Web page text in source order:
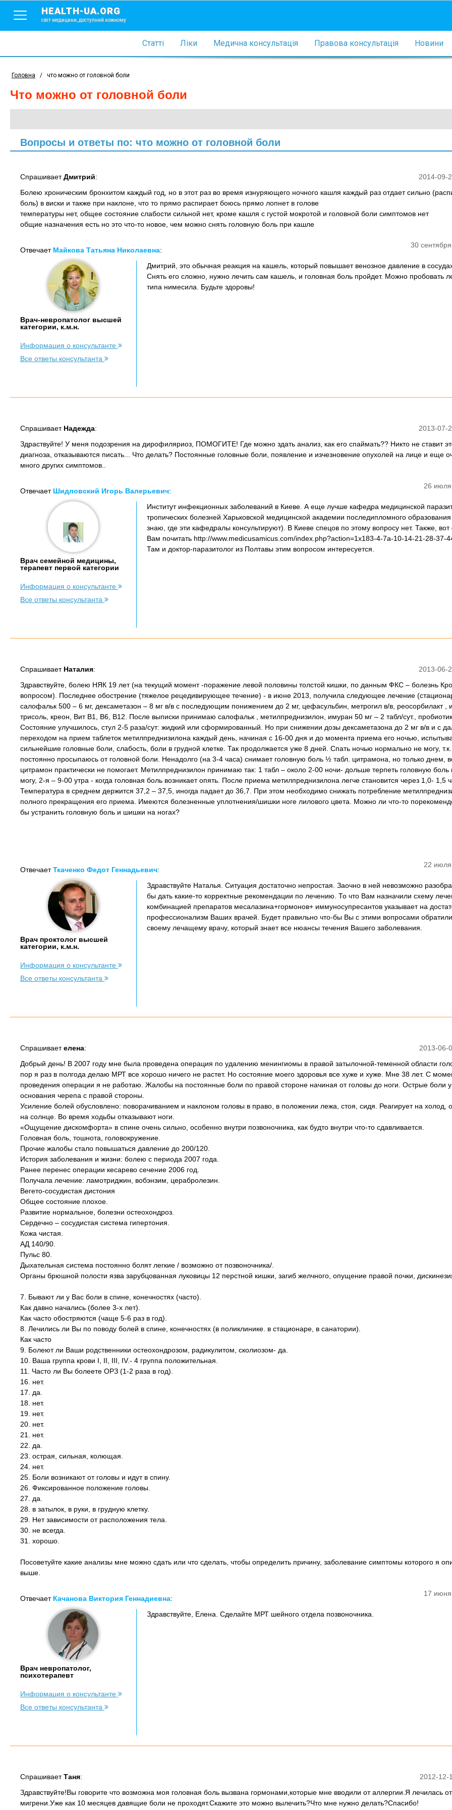
HEALTH-UA.ORG
світ медицини, доступний кожному
Статті Ліки Медична консультація Правова консультація Новини
Головна / что можно от головной боли
что можно от головной боли
Вопросы и ответы по: что можно от головной боли
2014-09-
СпрашиваетДмитрий:
Болею хроническим бронхитом каждый год, но в этот раз во время изнуряющего ночного кашля каждый раз отдает сильно
боль) в виски и также при наклоне, что то прямо распирает боюсь прямо лопнет в голове
температуры нет, общее состояние слабости сильной нет, кроме кашля с густой мокротой и головной боли симптомов нет
общие назначения есть но это что-то новое, чем можно снять головную боль при кашле
30
Отвечает Майкова Татьяна Николаевна:
Врач-невропатолог высшей
категории, к.м.н.
Информация о консультанте
Все ответы консультанта
Дмитрий, это обычная реакция на кашель, который повышает венозное давление в
Снять его сложно, нужно лечить сам кашель, и головная боль пройдет. Можно пробовать
типа нимесила. Будьте здоровы!
2013-07-
Спрашивает Надежда:
Здраствуйте! У меня подозрения на дирофиляриоз, ПОМОГИТЕ! Где можно здать анализ, как его спаймать?? Никто не ставит
диагноза, отказываются писать... Что делать? Постоянные головные боли, появление и изчезновение опухолей на лице и еще
много других симптомов..
26 июля
Отвечает Шидловский Игорь Валерьевич:
Врач семейной медицины,
терапевт первой категории
Информация о консультанте
Все ответы консультанта
Институт инфекционных заболеваний в Киеве. А еще лучше кафедра медицинской
тропических болезней Харьковской медицинской академии последипломного
знаю, где эти кафедралы консультируют). В Киеве спецов по этому вопросу нет. Также,
Вам почитать http://www.medicusamicus.com/index.php?action=1x183-4-7a-10-14-21-28-37-
Там и доктор-паразитолог из Полтавы этим вопросом интересуется.
2013-06-
Спрашивает Наталия:
Здравствуйте, болею НЯК 19 лет (на текущий момент -поражение левой половины толстой кишки, по данным ФКС – болезнь
вопросом). Последнее обострение (тяжелое рецедивирующее течение) - в июне 2013, получила следующее лечение
салофальк 500 – 6 мг, дексаметазон – 8 мг в/в с последующим понижением до 2 мг, цефасульбин, метрогил в/в, реосорбилакт ,
трисоль, креон, Вит В1, В6, В12. После выписки принимаю салофальк , метилпреднизилон, имуран 50 мг – 2 табл/сут., пробиотик.
Состояние улучшилось, стул 2-5 раза/сут: жидкий или сформированный. Но при снижении дозы дексаметазона до 2 мг в/в и с
переходом на прием таблеток метилпреднизилона каждый день, начиная с 16-00 дня и до момента приема его ночью,
сильнейшие головные боли, слабость, боли в грудной клетке. Так продолжается уже 8 дней. Спать ночью нормально не могу, т.к.
постоянно просыпаюсь от головной боли. Ненадолго (на 3-4 часа) снимает головную боль ½ табл. цитрамона, но только днем,
цитрамон практически не помогает. Метилпреднизилон принимаю так: 1 табл – около 2-00 ночи- дольше терпеть головную боль
могу, 2-я – 9-00 утра - когда головная боль возникает опять. После приема метилпреднизилона легче становится через 1,0- 1,5
Температура в среднем держится 37,2 – 37,5, иногда падает до 36,7. При этом необходимо снижать потребление
полного прекращения его приема. Имеются болезненные уплотнения/шишки ноге лилового цвета. Можно ли что-то
бы устранить головную боль и шишки на ногах?
22 июля
ОтвечаетТкаченко Федот Геннадьевич:
Врач проктолог высшей
категории, к.м.н.
Информация о консультанте
Все ответы консультанта
Здравствуйте Наталья. Ситуация достаточно непростая. Заочно в ней невозможно
бы дать какие-то корректные рекомендации по лечению. То что Вам назначили схему
комбинацией препаратов месалазина+гормонов+ иммуносупресантов указывает на
профессионализм Ваших врачей. Будет правильно что-бы Вы с этими вопросами
своему лечащему врачу, который знает все нюансы течения Вашего заболевания.
2013-06-
Спрашиваетелена:
Добрый день! В 2007 году мне была проведена операция по удалению менингиомы в правой затылочной-теменной области
пор я раз в полгода делаю МРТ все хорошо ничего не растет. Но состояние моего здоровья все хуже и хуже. Мне 38 лет. С
проведения операции я не работаю. Жалобы на постоянные боли по правой стороне начиная от головы до ноги. Острые боли у
основания черепа с правой стороны.
Усиление болей обусловлено: поворачиванием и наклоном головы в право, в положении лежа, стоя, сидя. Реагирует на холод,
на солнце. Во время ходьбы отказывают ноги.
«Ощущение дискомфорта» в спине очень сильно, особенно внутри позвоночника, как будто внутри что-то сдавливается.
Головная боль, тошнота, головокружение.
Прочие жалобы стало повышаться давление до 200/120.
История заболевания и жизни: болею с периода 2007 года.
Ранее перенес операции кесарево сечение 2006 год.
Получала лечение: ламотриджин, вобэнзим, церабролезин.
Вегето-сосудистая дистония
Общее состояние плохое.
Развитие нормальное, болезни остеохондроз.
Сердечно – сосудистая система гипертония.
Кожа чистая.
АД 140/90.
Пульс 80.
Дыхательная система постоянно болят легкие / возможно от позвоночника/.
Органы брюшной полости язва зарубцованная луковицы 12 перстной кишки, загиб желчного, опущение правой почки,
7. Бывают ли у Вас боли в спине, конечностях (часто).
Как давно начались (более 3-х лет).
Как часто обостряются (чаще 5-6 раз в год).
8. Лечились ли Вы по поводу болей в спине, конечностях (в поликлинике. в стационаре, в санатории).
Как часто
9. Болеют ли Ваши родственники остеохондрозом, радикулитом, сколиозом- да.
10. Ваша группа крови І, ІІ, ІІІ, ІV.- 4 группа положительная.
11. Часто ли Вы болеете ОРЗ (1-2 раза в год).
16. нет.
17. да.
18. нет.
19. нет.
20. нет.
21. нет.
22. да.
23. острая, сильная, колющая.
24. нет.
25. Боли возникают от головы и идут в спину.
26. Фиксированное положение головы.
27. да.
28. в затылок, в руки, в грудную клетку.
29. Нет зависимости от расположения тела.
30. не всегда.
31. хорошо.
Посоветуйте какие анализы мне можно сдать или что сделать, чтобы определить причину, заболевание симптомы которого я
выше.
17 июня
Отвечает Качанова Виктория Геннадиевна:
Врач невропатолог,
психотерапевт
Информация о консультанте
Все ответы консультанта
Здравствуйте, Елена. Сделайте МРТ шейного отдела позвоночника.
2012-12-
СпрашиваетТаня:
Здравствуйте!Вы говорите что возможна моя головная боль вызвана гормонами,которые мне вводили от аллергии.Я лечилась от
мигрени.Уже как 10 месяцев давящие боли не проходят.Скажите это можно вылечить?Что мне нужно делать?Спасибо!